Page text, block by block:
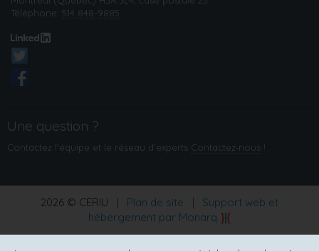
Téléphone: 514 848-9885
Une question ?
Contactez l'équipe et le réseau d’experts Contactez‑nous !
2026 © CERIU | Plan de site |
Support web et
hébergement par Monarq